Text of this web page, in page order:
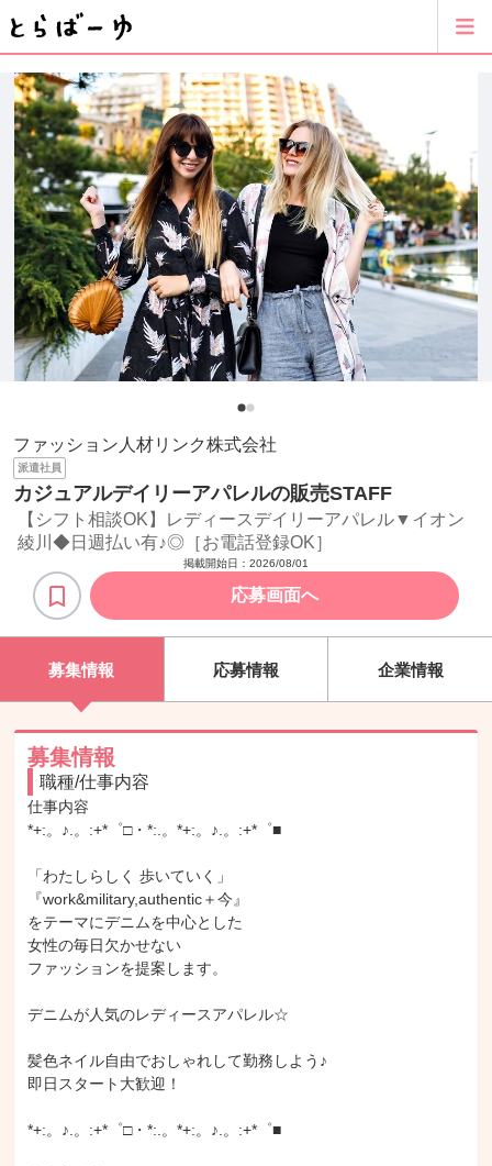
ファッション人材リンク株式会社
派遣社員
カジュアルデイリーアパレルの販売STAFF
【シフト相談OK】レディースデイリーアパレル▼イオン
綾川◆日週払い有♪◎［お電話登録OK］
掲載開始日： 2026/08/01
応募画面へ
募集情報 応募情報 企業情報
募集情報
職種/仕事内容
仕事内容
*+:。♪.。:+*゜□・*:.。*+:。♪.。:+*゜■
「わたしらしく 歩いていく」
『work&military,authentic＋今』
をテーマにデニムを中心とした
女性の毎日欠かせない
ファッションを提案します。
デニムが人気のレディースアパレル☆
髪色ネイル自由でおしゃれして勤務しよう♪
即日スタート大歓迎！
*+:。♪.。:+*゜□・*:.。*+:。♪.。:+*゜■